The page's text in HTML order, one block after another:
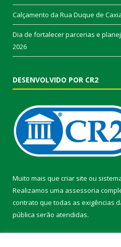
Calçamento da Rua Duque de
Dia de fortalecer parcerias e
2026
DESENVOLVIDO POR CR2
Muito mais que criar site ou
Realizamos uma assessoria
contrato que todas as exigências
pública serão atendidas.